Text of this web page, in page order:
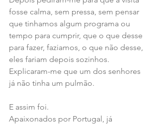
fosse calma, sem pressa, sem pensar
que tinhamos algum programa ou
tempo para cumprir, que o que desse
para fazer, faziamos, o que não desse,
eles fariam depois sozinhos.
Explicaram-me que um dos senhores
já não tinha um pulmão.
E assim foi.
Apaixonados por Portugal, já